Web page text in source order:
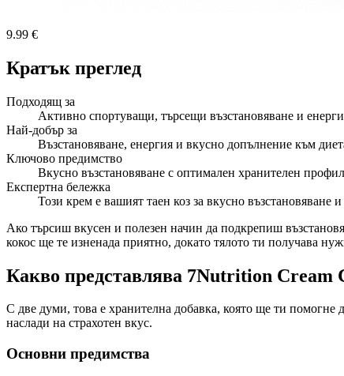
9.99 €
Кратък преглед
Подходящ за
Активно спортуващи, търсещи възстановяване и
Най-добър за
Възстановяване, енергия и вкусно допълнение към
Ключово предимство
Вкусно възстановяване с оптимален хранителен
Експертна бележка
Този крем е вашият таен коз за вкусно възстановяване
Ако търсиш вкусен и полезен начин да подкрепиш
кокос ще те изненада приятно, докато тялото ти получава
Какво представлява 7Nutrition Cream
С две думи, това е хранителна добавка, която ще ти помогне
наслади на страхотен вкус.
Основни предимства